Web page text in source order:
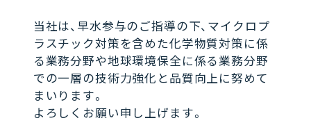
当社は、早水参与のご指導の下、マイクロプ
ラスチック対策を含めた化学物質対策に係
る業務分野や地球環境保全に係る業務分野
での一層の技術力強化と品質向上に努めて
まいります。
よろしくお願い申し上げます。